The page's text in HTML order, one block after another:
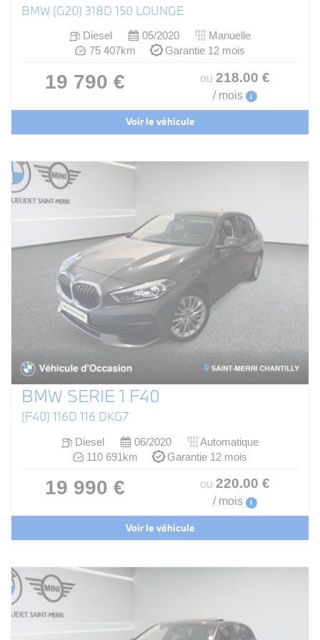
BMW (G20) 318D 150 LOUNGE
Diesel 05/2020
Manuelle
75 407km
Garantie 12 mois
19 790 € ou 218.00 €
/ mois i
Voir le véhicule
BMW SERIE 1 F40
(F40) 116D 116 DKG7
Diesel 06/2020
Automatique
110 691km
Garantie 12 mois
19 990 € ou 220.00 €
/ mois i
Voir le véhicule